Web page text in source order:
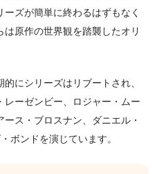
ズが簡単に終わるはずもなく
原作の世界観を踏襲したオリ
にシリーズはリブートされ、
ーゼンビー、ロジャー・ムー
ス・ブロスナン、ダニエル・
ボンドを演じています。